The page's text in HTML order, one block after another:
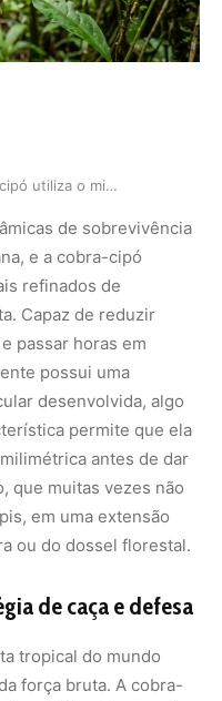
Como a cobra-cipó utiliza o mimetismo perfeito …
de sobrevivência
e a cobra-cipó
refinados de
Capaz de reduzir
passar horas em
possui uma
desenvolvida, algo
permite que ela
antes de dar
que muitas vezes não
em uma extensão
ou do dossel florestal.
de caça e defesa
tropical do mundo
força bruta. A cobra-